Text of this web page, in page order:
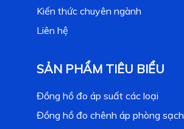
Kiến thức chuyên ngành
Liên hệ
SẢN PHẨM TIÊU BIỂU
Đồng hồ đo áp suất các loại
Đồng hồ đo chênh áp phòng sạch